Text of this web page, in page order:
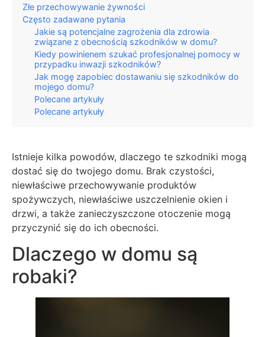
Złe przechowywanie żywności
Często zadawane pytania
Jakie są potencjalne zagrożenia dla zdrowia
związane z obecnością szkodników w domu?
Kiedy powinienem szukać profesjonalnej pomocy w
przypadku inwazji szkodników?
Jak mogę zapobiec dostawaniu się szkodników do
mojego domu?
Polecane artykuły
Polecane artykuły
Istnieje kilka powodów, dlaczego te szkodniki mogą
dostać się do twojego domu. Brak czystości,
niewłaściwe przechowywanie produktów
spożywczych, niewłaściwe uszczelnienie okien i
drzwi, a także zanieczyszczone otoczenie mogą
przyczynić się do ich obecności.
Dlaczego w domu są
robaki?